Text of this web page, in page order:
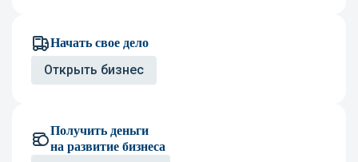
Начать свое дело
Открыть бизнес
Получить деньги
на развитие бизнеса